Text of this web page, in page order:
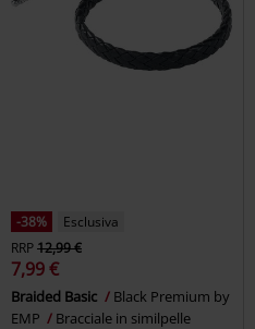
-38%
Esclusiva
RRP12,99 €
7,99 €
Braided Basic
Black Premium by
EMP
Bracciale in similpelle